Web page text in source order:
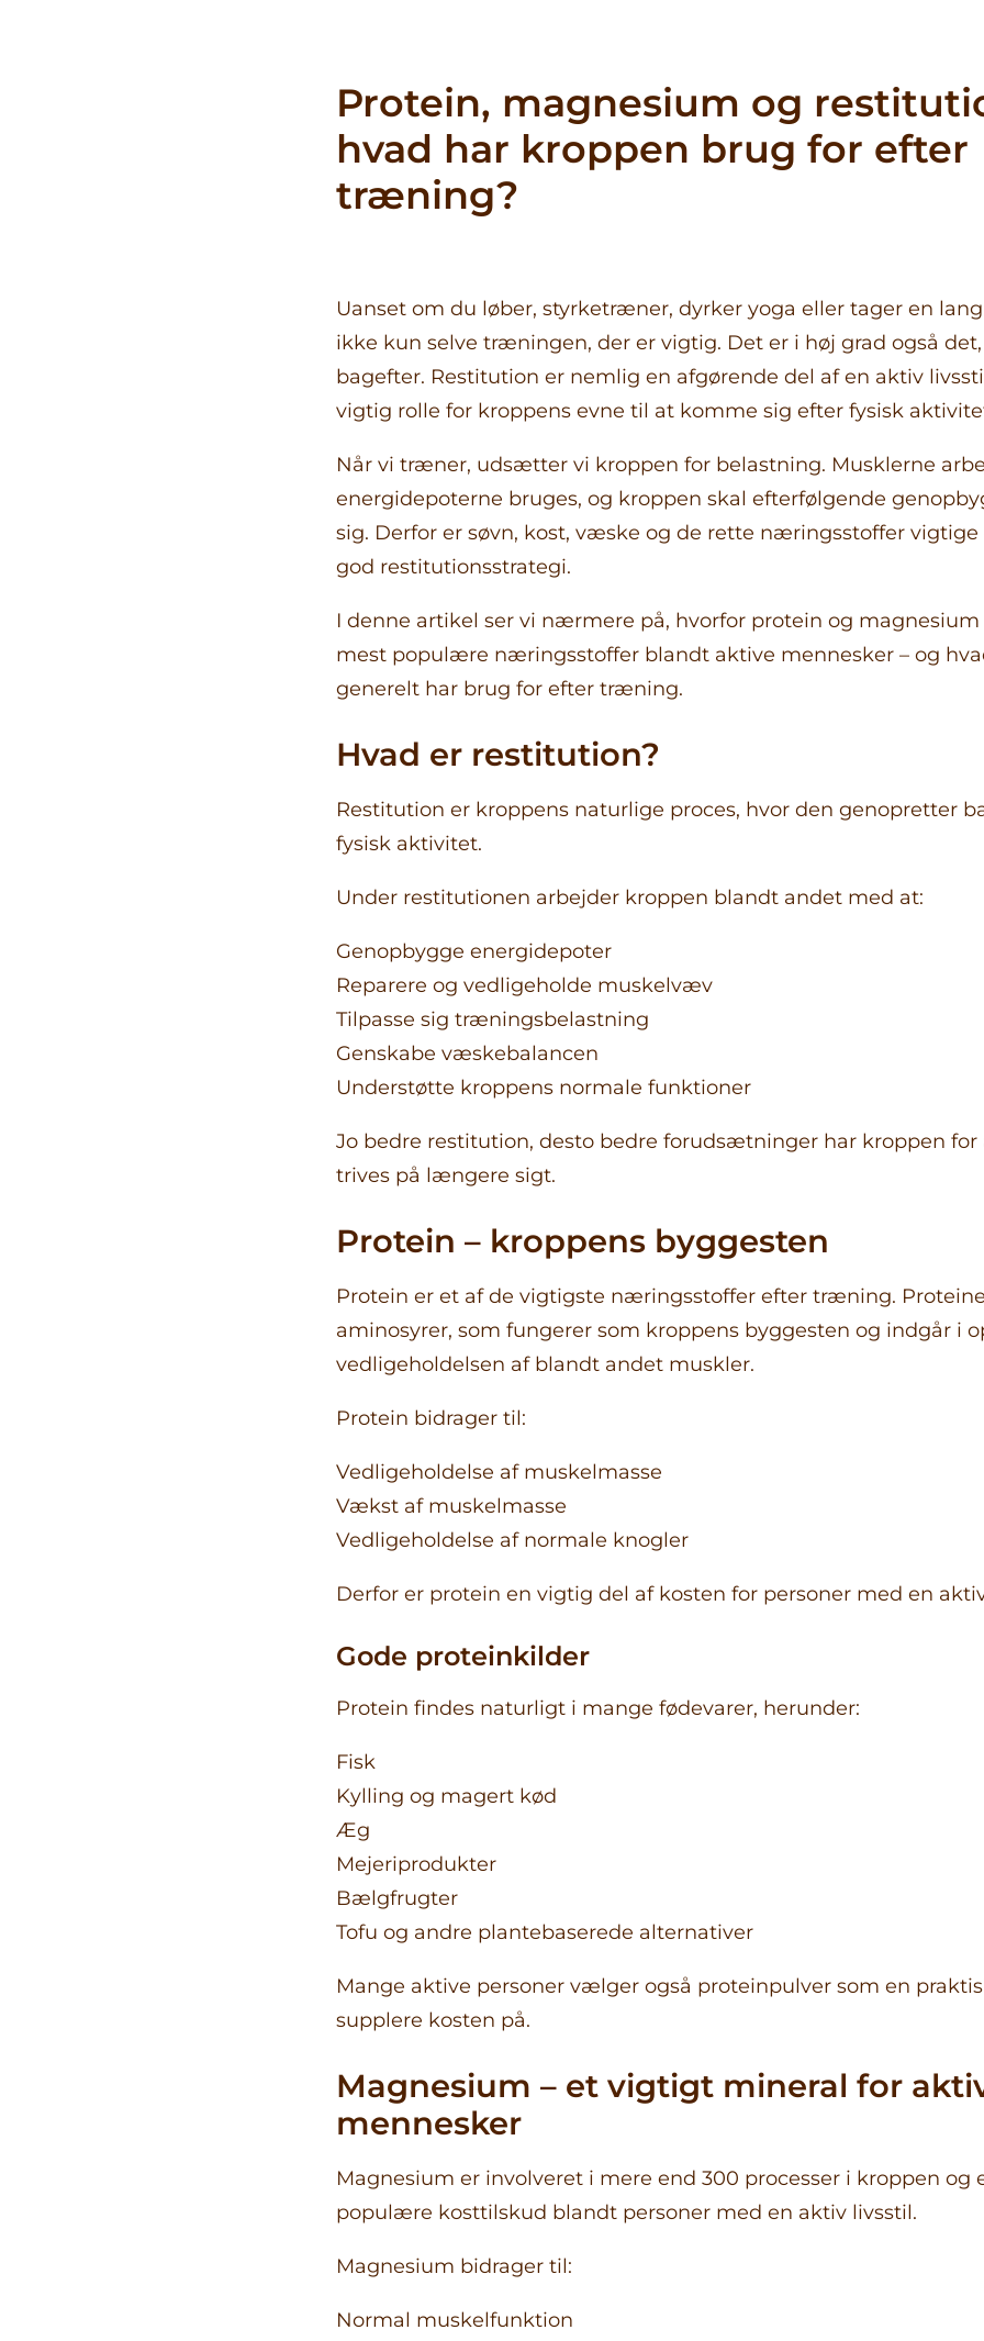
Multivitaminer
Om Solgar
Aktiv
træning
balance
Fokus
Godt at
Protein, magnesium og
hvad har kroppen brug for efter
træning?
Uanset om du løber, styrketræner, dyrker yoga eller tager en
ikke kun selve træningen, der er vigtig. Det er i høj grad også
bagefter. Restitution er nemlig en afgørende del af en aktiv
vigtig rolle for kroppens evne til at komme sig efter fysisk
Når vi træner, udsætter vi kroppen for belastning. Musklerne
energidepoterne bruges, og kroppen skal efterfølgende
sig. Derfor er søvn, kost, væske og de rette næringsstoffer
god restitutionsstrategi.
I denne artikel ser vi nærmere på, hvorfor protein og
mest populære næringsstoffer blandt aktive mennesker – og
generelt har brug for efter træning.
Hvad er restitution?
Restitution er kroppens naturlige proces, hvor den genopretter
fysisk aktivitet.
Under restitutionen arbejder kroppen blandt andet med at:
Genopbygge energidepoter
Reparere og vedligeholde muskelvæv
Tilpasse sig træningsbelastning
Genskabe væskebalancen
Understøtte kroppens normale funktioner
Jo bedre restitution, desto bedre forudsætninger har kroppen
trives på længere sigt.
Protein – kroppens byggesten
Protein er et af de vigtigste næringsstoffer efter træning.
aminosyrer, som fungerer som kroppens byggesten og indgår i
vedligeholdelsen af blandt andet muskler.
Protein bidrager til:
Vedligeholdelse af muskelmasse
Vækst af muskelmasse
Vedligeholdelse af normale knogler
Derfor er protein en vigtig del af kosten for personer med en
Gode proteinkilder
Protein findes naturligt i mange fødevarer, herunder:
Fisk
Kylling og magert kød
Æg
Mejeriprodukter
Bælgfrugter
Tofu og andre plantebaserede alternativer
Mange aktive personer vælger også proteinpulver som en
supplere kosten på.
Magnesium – et vigtigt mineral for
mennesker
Magnesium er involveret i mere end 300 processer i kroppen og
populære kosttilskud blandt personer med en aktiv livsstil.
Magnesium bidrager til:
Normal muskelfunktion